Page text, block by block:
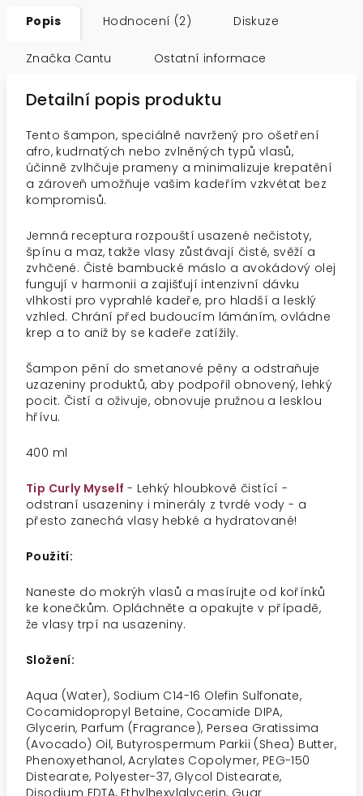
Popis Hodnocení (2) Diskuze
Značka Cantu Ostatní informace
Detailní popis produktu
Tento šampon, speciálně navržený pro ošetření
afro, kudrnatých nebo zvlněných typů vlasů,
účinně zvlhčuje prameny a minimalizuje krepatění
a zároveň umožňuje vašim kadeřím vzkvétat bez
kompromisů.
Jemná receptura rozpouští usazené nečistoty,
špínu a maz, takže vlasy zůstávají čisté, svěží a
zvhčené. Čisté bambucké máslo a avokádový olej
fungují v harmonii a zajišťují intenzivní dávku
vlhkosti pro vyprahlé kadeře, pro hladší a lesklý
vzhled. Chrání před budoucím lámáním, ovládne
krep a to aniž by se kadeře zatížily.
Šampon pění do smetanové pěny a odstraňuje
uzazeniny produktů, aby podpořil obnovený, lehký
pocit. Čistí a oživuje, obnovuje pružnou a lesklou
hřívu.
400 ml
Tip Curly Myself - Lehký hloubkově čistící -
odstraní usazeniny i minerály z tvrdé vody - a
přesto zanechá vlasy hebké a hydratované!
Použití:
Naneste do mokrýh vlasů a masírujte od kořínků
ke konečkům. Opláchněte a opakujte v případě,
že vlasy trpí na usazeniny.
Složení:
Aqua (Water), Sodium C14-16 Olefin Sulfonate,
Cocamidopropyl Betaine, Cocamide DIPA,
Glycerin, Parfum (Fragrance), Persea Gratissima
(Avocado) Oil, Butyrospermum Parkii (Shea) Butter,
Phenoxyethanol, Acrylates Copolymer, PEG-150
Distearate, Polyester-37, Glycol Distearate,
Disodium EDTA, Ethylhexylglycerin, Guar